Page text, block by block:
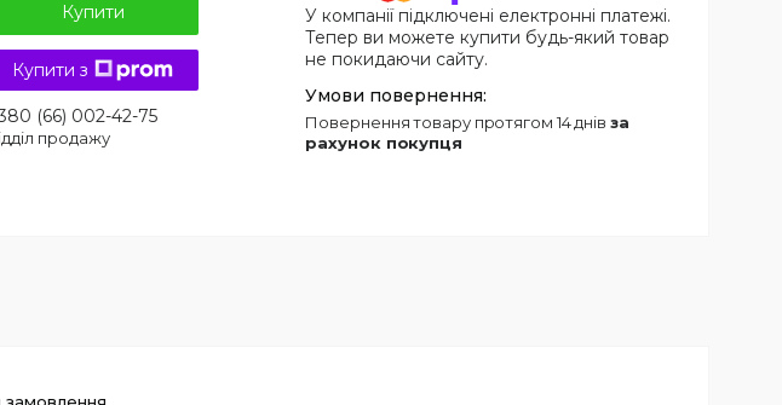
Купити
Купити з
(66) 002-42-75
продажу
У компанії підключені електронні платежі.
Тепер ви можете купити будь-який товар
не покидаючи сайту.
повернення товару протягом 14 днів за
рахунок покупця